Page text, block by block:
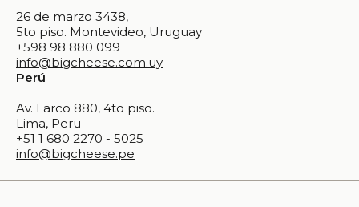
26 de marzo 3438,
5to piso. Montevideo, Uruguay
+598 98 880 099
info@bigcheese.com.uy
Perú
Av. Larco 880, 4to piso.
Lima, Peru
+51 1 680 2270 - 5025
info@bigcheese.pe